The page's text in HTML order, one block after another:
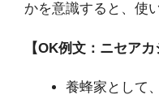
かを意識すると、使
【OK例文：ニセアカ
養蜂家として